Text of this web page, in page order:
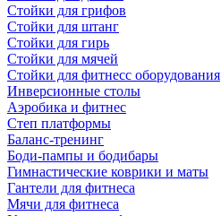
Стойки для грифов
Стойки для штанг
Стойки для гирь
Стойки для мячей
Стойки для фитнесс оборудования
Инверсионные столы
Аэробика и фитнес
Степ платформы
Баланс-тренинг
Боди-пампы и бодибары
Гимнастические коврики и маты
Гантели для фитнеса
Мячи для фитнеса